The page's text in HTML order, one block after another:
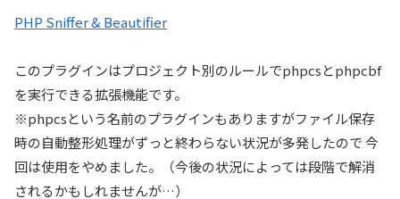
PHP Sniffer & Beautifier
このプラグインはプロジェクト別のルールでphpcsとphpcbf
を実行できる拡張機能です。
※phpcsという名前のプラグインもありますがファイル保存
時の自動整形処理がずっと終わらない状況が多発したので 今
回は使用をやめました。（今後の状況によっては段階で解消
されるかもしれませんが…）